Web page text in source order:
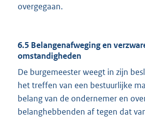
overgegaan.
6.5 Belangenafweging en
omstandigheden
De burgemeester weegt in zijn
het treffen van een bestuurlijke
belang van de ondernemer en
belanghebbenden af tegen dat